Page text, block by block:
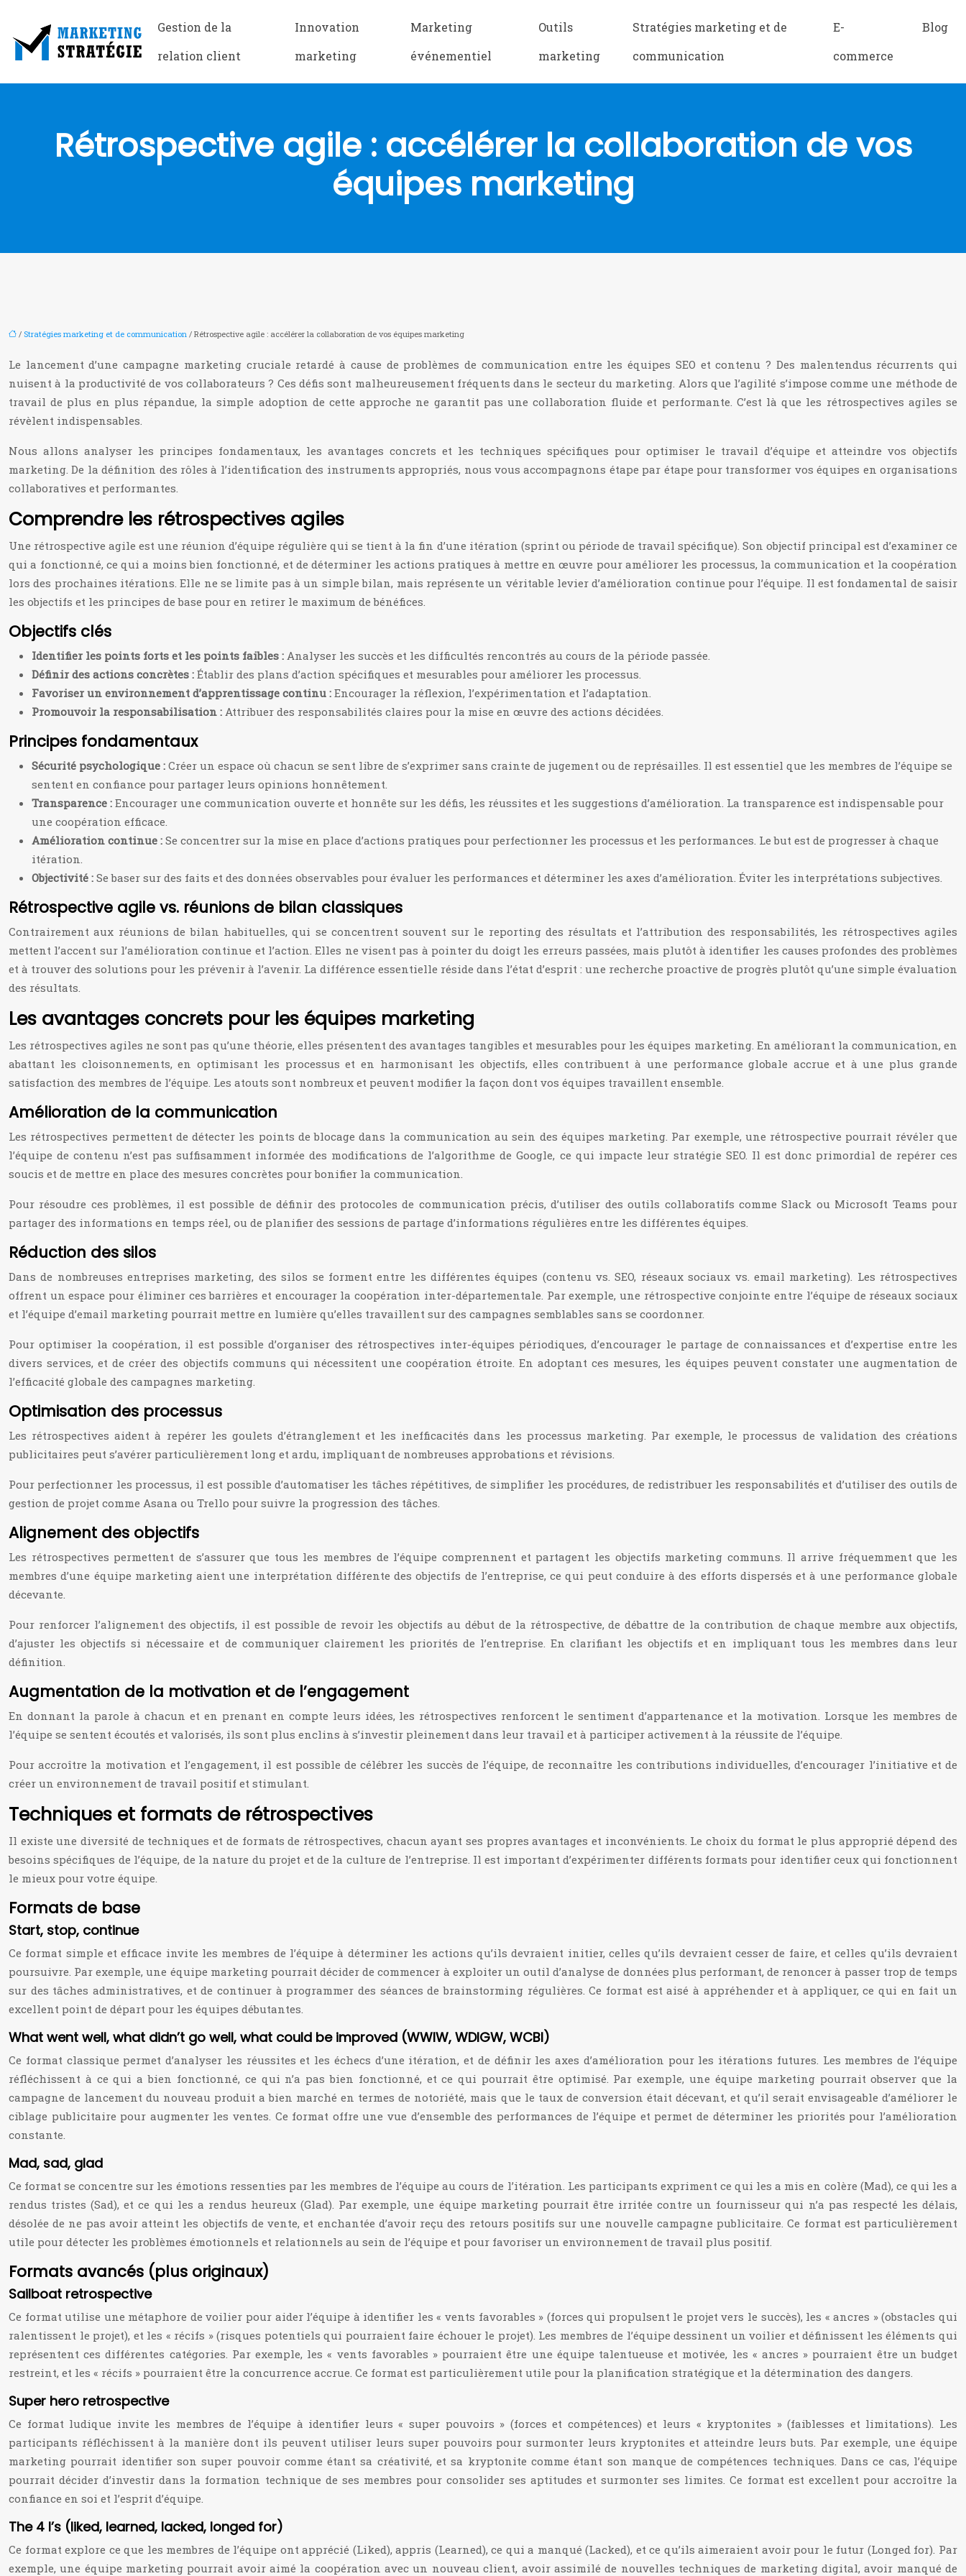
Gestion de la
relation client
Innovation
marketing
Marketing
événementiel
Outils
marketing
Stratégies marketing et de
communication
E-
commerce
Blog
Rétrospective agile : accélérer la collaboration de vos
équipes marketing
/ Stratégies marketing et de communication / Rétrospective agile : accélérer la collaboration de vos équipes marketing
Le lancement d’une campagne marketing cruciale retardé à cause de problèmes de communication entre les équipes SEO et contenu ? Des malentendus récurrents qui
nuisent à la productivité de vos collaborateurs ? Ces défis sont malheureusement fréquents dans le secteur du marketing. Alors que l’agilité s’impose comme une méthode de
travail de plus en plus répandue, la simple adoption de cette approche ne garantit pas une collaboration fluide et performante. C’est là que les rétrospectives agiles se
révèlent indispensables.
Nous allons analyser les principes fondamentaux, les avantages concrets et les techniques spécifiques pour optimiser le travail d’équipe et atteindre vos objectifs
marketing. De la définition des rôles à l’identification des instruments appropriés, nous vous accompagnons étape par étape pour transformer vos équipes en organisations
collaboratives et performantes.
Comprendre les rétrospectives agiles
Une rétrospective agile est une réunion d’équipe régulière qui se tient à la fin d’une itération (sprint ou période de travail spécifique). Son objectif principal est d’examiner ce
qui a fonctionné, ce qui a moins bien fonctionné, et de déterminer les actions pratiques à mettre en œuvre pour améliorer les processus, la communication et la coopération
lors des prochaines itérations. Elle ne se limite pas à un simple bilan, mais représente un véritable levier d’amélioration continue pour l’équipe. Il est fondamental de saisir
les objectifs et les principes de base pour en retirer le maximum de bénéfices.
Objectifs clés
Identifier les points forts et les points faibles : Analyser les succès et les difficultés rencontrés au cours de la période passée.
Définir des actions concrètes : Établir des plans d’action spécifiques et mesurables pour améliorer les processus.
Favoriser un environnement d’apprentissage continu : Encourager la réflexion, l’expérimentation et l’adaptation.
Promouvoir la responsabilisation : Attribuer des responsabilités claires pour la mise en œuvre des actions décidées.
Principes fondamentaux
Sécurité psychologique : Créer un espace où chacun se sent libre de s’exprimer sans crainte de jugement ou de représailles. Il est essentiel que les membres de l’équipe se
sentent en confiance pour partager leurs opinions honnêtement.
Transparence : Encourager une communication ouverte et honnête sur les défis, les réussites et les suggestions d’amélioration. La transparence est indispensable pour
une coopération efficace.
Amélioration continue : Se concentrer sur la mise en place d’actions pratiques pour perfectionner les processus et les performances. Le but est de progresser à chaque
itération.
Objectivité : Se baser sur des faits et des données observables pour évaluer les performances et déterminer les axes d’amélioration. Éviter les interprétations subjectives.
Rétrospective agile vs. réunions de bilan classiques
Contrairement aux réunions de bilan habituelles, qui se concentrent souvent sur le reporting des résultats et l’attribution des responsabilités, les rétrospectives agiles
mettent l’accent sur l’amélioration continue et l’action. Elles ne visent pas à pointer du doigt les erreurs passées, mais plutôt à identifier les causes profondes des problèmes
et à trouver des solutions pour les prévenir à l’avenir. La différence essentielle réside dans l’état d’esprit : une recherche proactive de progrès plutôt qu’une simple évaluation
des résultats.
Les avantages concrets pour les équipes marketing
Les rétrospectives agiles ne sont pas qu’une théorie, elles présentent des avantages tangibles et mesurables pour les équipes marketing. En améliorant la communication, en
abattant les cloisonnements, en optimisant les processus et en harmonisant les objectifs, elles contribuent à une performance globale accrue et à une plus grande
satisfaction des membres de l’équipe. Les atouts sont nombreux et peuvent modifier la façon dont vos équipes travaillent ensemble.
Amélioration de la communication
Les rétrospectives permettent de détecter les points de blocage dans la communication au sein des équipes marketing. Par exemple, une rétrospective pourrait révéler que
l’équipe de contenu n’est pas suffisamment informée des modifications de l’algorithme de Google, ce qui impacte leur stratégie SEO. Il est donc primordial de repérer ces
soucis et de mettre en place des mesures concrètes pour bonifier la communication.
Pour résoudre ces problèmes, il est possible de définir des protocoles de communication précis, d’utiliser des outils collaboratifs comme Slack ou Microsoft Teams pour
partager des informations en temps réel, ou de planifier des sessions de partage d’informations régulières entre les différentes équipes.
Réduction des silos
Dans de nombreuses entreprises marketing, des silos se forment entre les différentes équipes (contenu vs. SEO, réseaux sociaux vs. email marketing). Les rétrospectives
offrent un espace pour éliminer ces barrières et encourager la coopération inter-départementale. Par exemple, une rétrospective conjointe entre l’équipe de réseaux sociaux
et l’équipe d’email marketing pourrait mettre en lumière qu’elles travaillent sur des campagnes semblables sans se coordonner.
Pour optimiser la coopération, il est possible d’organiser des rétrospectives inter-équipes périodiques, d’encourager le partage de connaissances et d’expertise entre les
divers services, et de créer des objectifs communs qui nécessitent une coopération étroite. En adoptant ces mesures, les équipes peuvent constater une augmentation de
l’efficacité globale des campagnes marketing.
Optimisation des processus
Les rétrospectives aident à repérer les goulets d’étranglement et les inefficacités dans les processus marketing. Par exemple, le processus de validation des créations
publicitaires peut s’avérer particulièrement long et ardu, impliquant de nombreuses approbations et révisions.
Pour perfectionner les processus, il est possible d’automatiser les tâches répétitives, de simplifier les procédures, de redistribuer les responsabilités et d’utiliser des outils de
gestion de projet comme Asana ou Trello pour suivre la progression des tâches.
Alignement des objectifs
Les rétrospectives permettent de s’assurer que tous les membres de l’équipe comprennent et partagent les objectifs marketing communs. Il arrive fréquemment que les
membres d’une équipe marketing aient une interprétation différente des objectifs de l’entreprise, ce qui peut conduire à des efforts dispersés et à une performance globale
décevante.
Pour renforcer l’alignement des objectifs, il est possible de revoir les objectifs au début de la rétrospective, de débattre de la contribution de chaque membre aux objectifs,
d’ajuster les objectifs si nécessaire et de communiquer clairement les priorités de l’entreprise. En clarifiant les objectifs et en impliquant tous les membres dans leur
définition.
Augmentation de la motivation et de l’engagement
En donnant la parole à chacun et en prenant en compte leurs idées, les rétrospectives renforcent le sentiment d’appartenance et la motivation. Lorsque les membres de
l’équipe se sentent écoutés et valorisés, ils sont plus enclins à s’investir pleinement dans leur travail et à participer activement à la réussite de l’équipe.
Pour accroître la motivation et l’engagement, il est possible de célébrer les succès de l’équipe, de reconnaître les contributions individuelles, d’encourager l’initiative et de
créer un environnement de travail positif et stimulant.
Techniques et formats de rétrospectives
Il existe une diversité de techniques et de formats de rétrospectives, chacun ayant ses propres avantages et inconvénients. Le choix du format le plus approprié dépend des
besoins spécifiques de l’équipe, de la nature du projet et de la culture de l’entreprise. Il est important d’expérimenter différents formats pour identifier ceux qui fonctionnent
le mieux pour votre équipe.
Formats de base
Start, stop, continue
Ce format simple et efficace invite les membres de l’équipe à déterminer les actions qu’ils devraient initier, celles qu’ils devraient cesser de faire, et celles qu’ils devraient
poursuivre. Par exemple, une équipe marketing pourrait décider de commencer à exploiter un outil d’analyse de données plus performant, de renoncer à passer trop de temps
sur des tâches administratives, et de continuer à programmer des séances de brainstorming régulières. Ce format est aisé à appréhender et à appliquer, ce qui en fait un
excellent point de départ pour les équipes débutantes.
What went well, what didn’t go well, what could be improved (WWIW, WDIGW, WCBI)
Ce format classique permet d’analyser les réussites et les échecs d’une itération, et de définir les axes d’amélioration pour les itérations futures. Les membres de l’équipe
réfléchissent à ce qui a bien fonctionné, ce qui n’a pas bien fonctionné, et ce qui pourrait être optimisé. Par exemple, une équipe marketing pourrait observer que la
campagne de lancement du nouveau produit a bien marché en termes de notoriété, mais que le taux de conversion était décevant, et qu’il serait envisageable d’améliorer le
ciblage publicitaire pour augmenter les ventes. Ce format offre une vue d’ensemble des performances de l’équipe et permet de déterminer les priorités pour l’amélioration
constante.
Mad, sad, glad
Ce format se concentre sur les émotions ressenties par les membres de l’équipe au cours de l’itération. Les participants expriment ce qui les a mis en colère (Mad), ce qui les a
rendus tristes (Sad), et ce qui les a rendus heureux (Glad). Par exemple, une équipe marketing pourrait être irritée contre un fournisseur qui n’a pas respecté les délais,
désolée de ne pas avoir atteint les objectifs de vente, et enchantée d’avoir reçu des retours positifs sur une nouvelle campagne publicitaire. Ce format est particulièrement
utile pour détecter les problèmes émotionnels et relationnels au sein de l’équipe et pour favoriser un environnement de travail plus positif.
Formats avancés (plus originaux)
Sailboat retrospective
Ce format utilise une métaphore de voilier pour aider l’équipe à identifier les « vents favorables » (forces qui propulsent le projet vers le succès), les « ancres » (obstacles qui
ralentissent le projet), et les « récifs » (risques potentiels qui pourraient faire échouer le projet). Les membres de l’équipe dessinent un voilier et définissent les éléments qui
représentent ces différentes catégories. Par exemple, les « vents favorables » pourraient être une équipe talentueuse et motivée, les « ancres » pourraient être un budget
restreint, et les « récifs » pourraient être la concurrence accrue. Ce format est particulièrement utile pour la planification stratégique et la détermination des dangers.
Super hero retrospective
Ce format ludique invite les membres de l’équipe à identifier leurs « super pouvoirs » (forces et compétences) et leurs « kryptonites » (faiblesses et limitations). Les
participants réfléchissent à la manière dont ils peuvent utiliser leurs super pouvoirs pour surmonter leurs kryptonites et atteindre leurs buts. Par exemple, une équipe
marketing pourrait identifier son super pouvoir comme étant sa créativité, et sa kryptonite comme étant son manque de compétences techniques. Dans ce cas, l’équipe
pourrait décider d’investir dans la formation technique de ses membres pour consolider ses aptitudes et surmonter ses limites. Ce format est excellent pour accroître la
confiance en soi et l’esprit d’équipe.
The 4 l’s (liked, learned, lacked, longed for)
Ce format explore ce que les membres de l’équipe ont apprécié (Liked), appris (Learned), ce qui a manqué (Lacked), et ce qu’ils aimeraient avoir pour le futur (Longed for). Par
exemple, une équipe marketing pourrait avoir aimé la coopération avec un nouveau client, avoir assimilé de nouvelles techniques de marketing digital, avoir manqué de